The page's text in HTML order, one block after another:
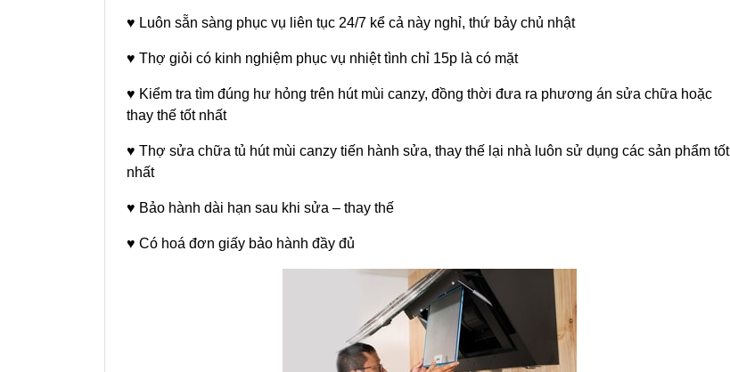
♥ Luôn sẵn sàng phục vụ liên tục 24/7 kể cả này nghỉ, thứ bảy chủ nhật
♥ Thợ giỏi có kinh nghiệm phục vụ nhiệt tình chỉ 15p là có mặt
♥ Kiểm tra tìm đúng hư hỏng trên hút mùi canzy, đồng thời đưa ra phương án sửa chữa hoặc
thay thế tốt nhất
♥ Thợ sửa chữa tủ hút mùi canzy tiến hành sửa, thay thế lại nhà luôn sử dụng các sản phẩm tốt
nhất
♥ Bảo hành dài hạn sau khi sửa – thay thế
♥ Có hoá đơn giấy bảo hành đầy đủ